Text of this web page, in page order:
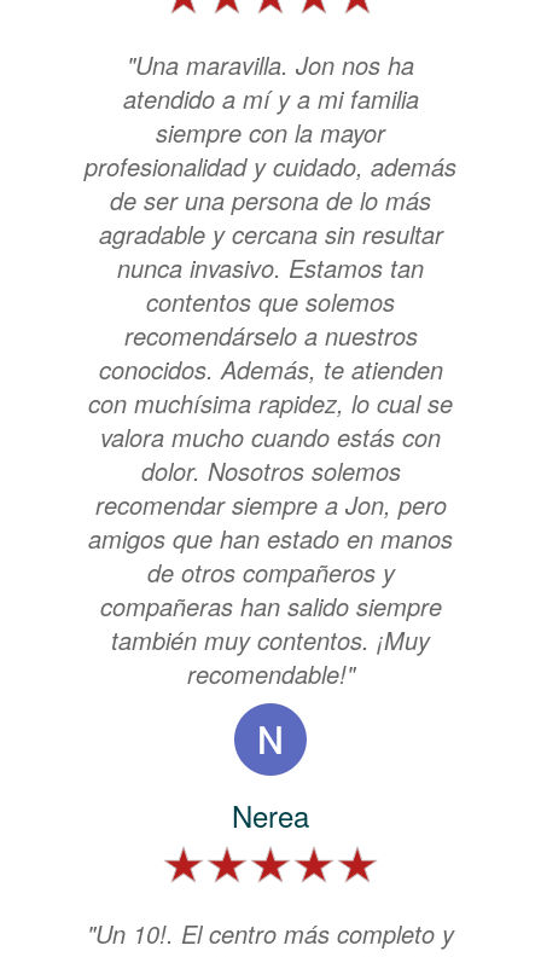
"Una maravilla. Jon nos ha
atendido a mí y a mi familia
siempre con la mayor
profesionalidad y cuidado, además
de ser una persona de lo más
agradable y cercana sin resultar
nunca invasivo. Estamos tan
contentos que solemos
recomendárselo a nuestros
conocidos. Además, te atienden
con muchísima rapidez, lo cual se
valora mucho cuando estás con
dolor. Nosotros solemos
recomendar siempre a Jon, pero
amigos que han estado en manos
de otros compañeros y
compañeras han salido siempre
también muy contentos. ¡Muy
recomendable!"
Nerea
"Un 10!. El centro más completo y